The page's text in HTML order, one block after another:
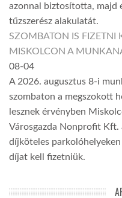
azonnal biztosította, majd
tűzszerész alakulatát.
SZOMBATON IS FIZETNI
MISKOLCON A
08-04
A 2026. augusztus 8-i
szombaton a megszokott
lesznek érvényben
Városgazda Nonprofit
díjköteles
díjat kell fizetniük.